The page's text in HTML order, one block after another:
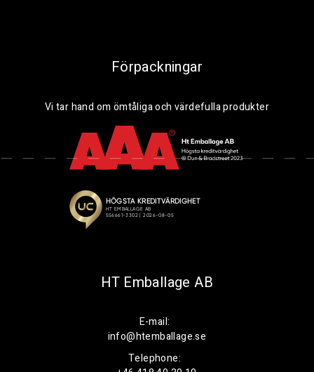
Förpackningar
Vi tar hand om ömtåliga och värdefulla produkter
HT Emballage AB
E-mail:
info@htemballage.se
Telephone: